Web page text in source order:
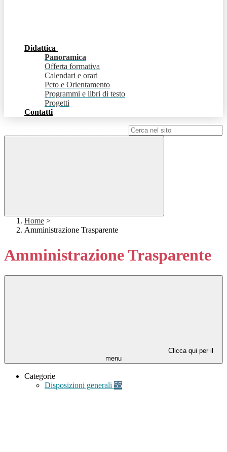
Didattica
Panoramica
Offerta formativa
Calendari e orari
Pcto e Orientamento
Programmi e libri di testo
Progetti
Contatti
Home >
Amministrazione Trasparente
Amministrazione Trasparente
Clicca qui per il
menu
Categorie
Disposizioni generali 55